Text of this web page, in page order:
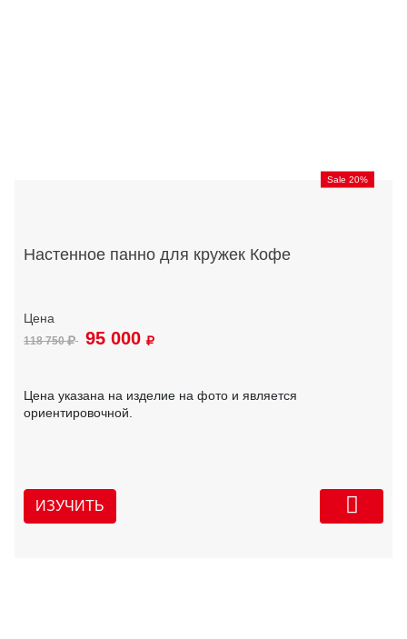
Sale 20%
Настенное панно для кружек Кофе
118 750 95 000
Цена указана на изделие на фото и является
ориентировочной.
ИЗУЧИТЬ